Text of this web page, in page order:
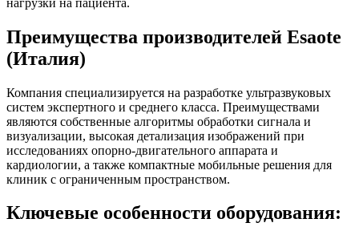
Преимущества производителей Esaote
(Италия)
Компания специализируется на разработке ультразвуковых
систем экспертного и среднего класса. Преимуществами
являются собственные алгоритмы обработки сигнала и
визуализации, высокая детализация изображений при
исследованиях опорно-двигательного аппарата и
кардиологии, а также компактные мобильные решения для
клиник с ограниченным пространством.
Ключевые особенности оборудования: